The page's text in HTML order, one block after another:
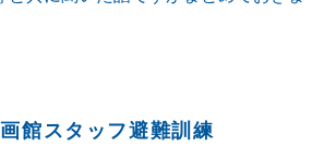
館スタッフ避難訓練